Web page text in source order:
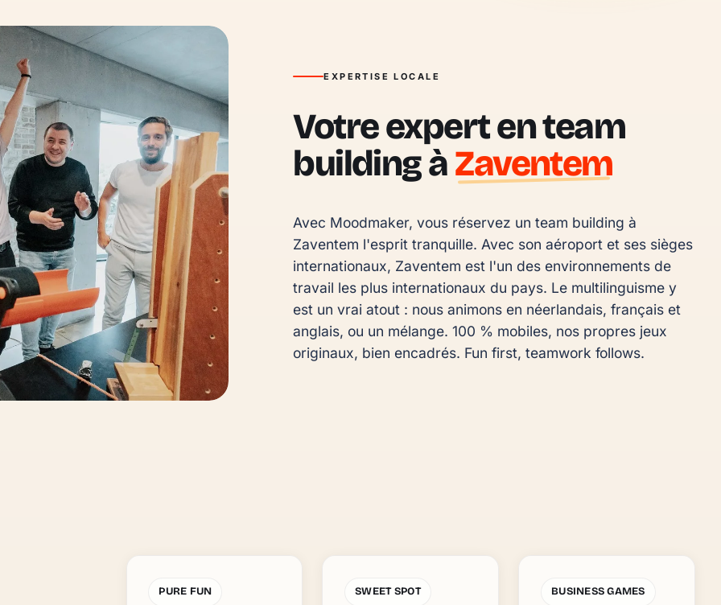
EXPERTISE LOCALE
Votre expert en team
building àZaventem
Avec Moodmaker, vous réservez un team building à
Zaventem l'esprit tranquille. Avec son aéroport et ses sièges
internationaux, Zaventem est l'un des environnements de
travail les plus internationaux du pays. Le multilinguisme y
est un vrai atout : nous animons en néerlandais, français et
anglais, ou un mélange. 100 % mobiles, nos propres jeux
originaux, bien encadrés. Fun first, teamwork follows.
PURE FUN SWEET SPOT BUSINESS GAMES